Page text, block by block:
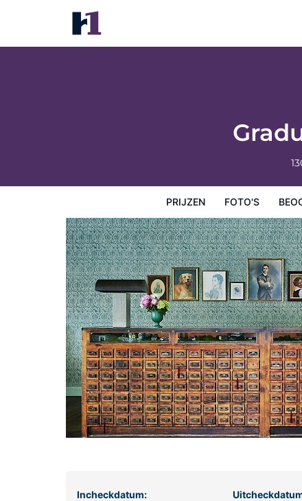
PRIJZEN FOTO'S
Graduate by Hilton Charlottesville
Prijzen
Incheckdatum: